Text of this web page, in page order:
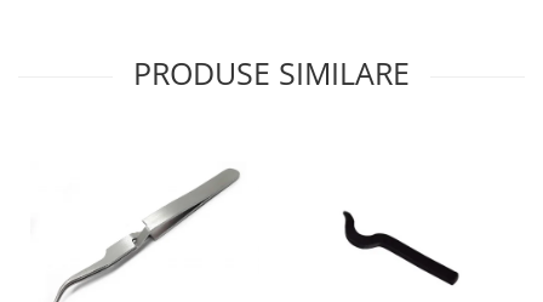
PROMOTII Curele Apple Watch
PROMOTII Curele Garmin
PROMOTII Scule Bijutier
PROMOTII Scule Ceasornicar
PRODUSE SIMILARE